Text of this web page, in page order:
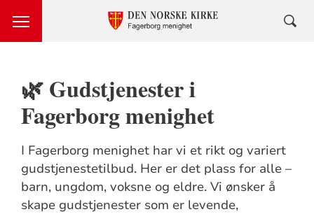
🌿 Gudstjenester i
Fagerborg menighet
I Fagerborg menighet har vi et rikt og variert
gudstjenestetilbud. Her er det plass for alle –
barn, ungdom, voksne og eldre. Vi ønsker å
skape gudstjenester som er levende,